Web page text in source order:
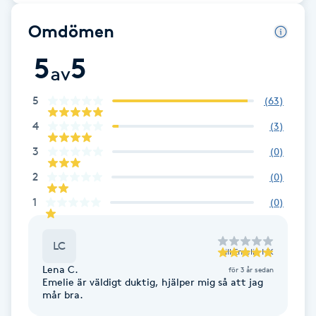
Coachning
Color correction
Cryoterapi
Damklippning
Diamantslipning
Omdömen
5av5
5 (63)
4 (3)
3 (0)
2 (0)
1 (0)
LC till Emelie HK
Lena C. för 3 år sedan
Emelie är väldigt duktig, hjälper mig så att jag
mår bra.